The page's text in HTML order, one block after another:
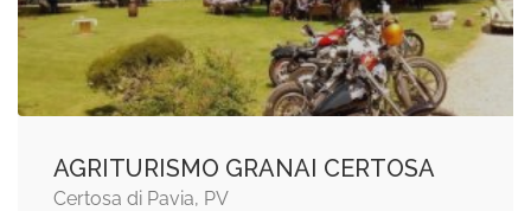
AGRITURISMO GRANAI CERTOSA
Certosa di Pavia, PV